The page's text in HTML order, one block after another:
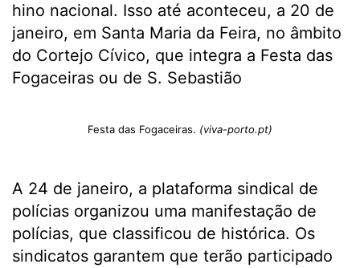
hino nacional. Isso até aconteceu, a 20 de
janeiro, em Santa Maria da Feira, no âmbito
do Cortejo Cívico, que integra a Festa das
Fogaceiras ou de S. Sebastião
Festa das Fogaceiras. (viva-porto.pt)
A 24 de janeiro, a plataforma sindical de
polícias organizou uma manifestação de
polícias, que classificou de histórica. Os
sindicatos garantem que terão participado